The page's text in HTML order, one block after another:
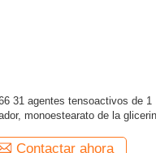
Cocoyl Isethionate de los
de 6.5PH 61789-32-0 en
Contactar ahora